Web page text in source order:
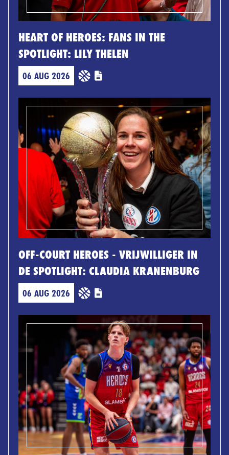
HEART OF HEROES: FANS IN THE
SPOTLIGHT: LILY THELEN
06 AUG 2026
OFF-COURT HEROES - VRIJWILLIGER IN
DE SPOTLIGHT: CLAUDIA KRANENBURG
06 AUG 2026